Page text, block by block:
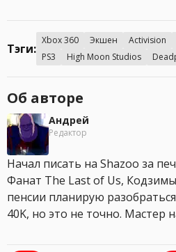
Тэги:
Xbox 360 Экшен Activision
PS3
High Moon Studios
Об авторе
Андрей
Редактор
Начал писать на Shazoo за
Фанат The Last of Us,
пенсии планирую
40K, но это не точно. Мастер